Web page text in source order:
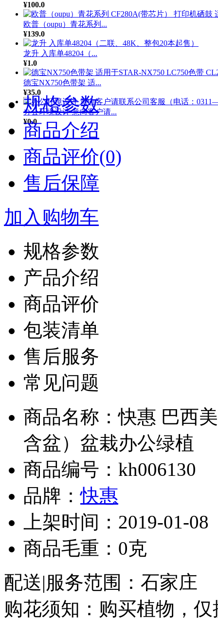
¥100.0
欧普（oupu）青花系列...
¥139.0
龙升 入库单48204（...
¥1.0
德宝NX750色带架 适...
¥35.0
办公环境设计 意向客户请...
¥0.0
规格参数
商品介绍
商品评价(0)
售后保障
加入购物车
规格参数
产品介绍
商品评价
包装清单
售后服务
常见问题
商品名称：快惠 巴西
含盆）盆栽办公绿植
商品编号：kh006130
品牌：快惠
上架时间：2019-01-08
商品毛重：0克
配送|服务范围：石家庄
购花须知：购买植物，